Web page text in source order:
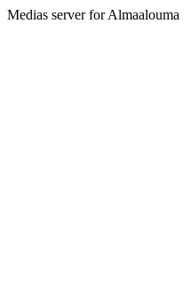
Medias server for Almaalouma